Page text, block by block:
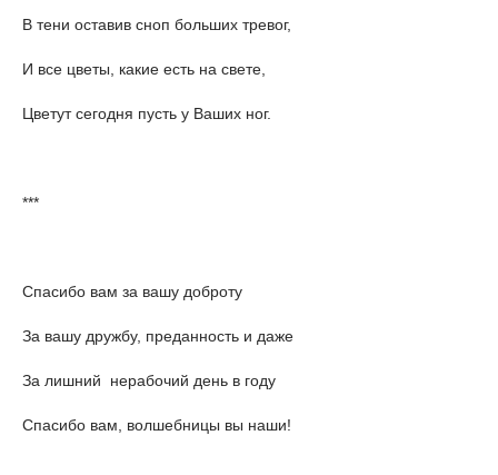
В тени оставив сноп больших тревог,
И все цветы, какие есть на свете,
Цветут сегодня пусть у Ваших ног.
***
Спасибо вам за вашу доброту
За вашу дружбу, преданность и даже
За лишний нерабочий день в году
Спасибо вам, волшебницы вы наши!